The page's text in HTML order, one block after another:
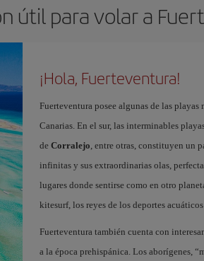
útil para volar a
¡Hola, Fuerteventura!
Fuerteventura posee algunas de las playas
Canarias. En el sur, las interminables
de Corralejo, entre otras, constituyen un
infinitas y sus extraordinarias olas,
lugares donde sentirse como en otro
kitesurf, los reyes de los deportes
Fuerteventura también cuenta con
a la época prehispánica. Los aborígenes,